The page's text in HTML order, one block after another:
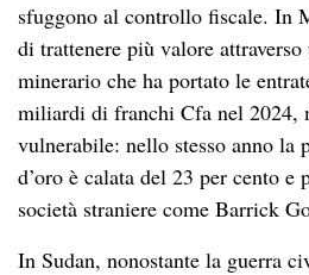
sfuggono al controllo fiscale. In
di trattenere più valore
minerario che ha portato le
miliardi di franchi Cfa nel 2024,
vulnerabile: nello stesso anno la
d’oro è calata del 23 per cento
società straniere come Barrick
In Sudan, nonostante la guerra